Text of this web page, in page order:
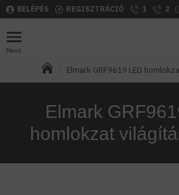
BELÉPÉS REGISZTRÁCIÓ 1 2
Elmark GRF9619 LED
Elmark
homlokzat